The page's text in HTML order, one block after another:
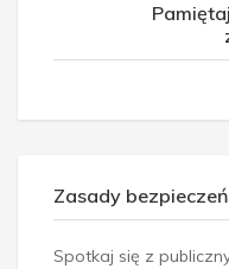
Zasady
Spotkaj się z